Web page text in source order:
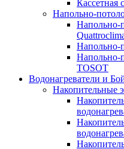
Кассетная
Напольно-
Напольно-
Напольно-
Напольно-
TOSOT
Водонагреватели и
Накопительные